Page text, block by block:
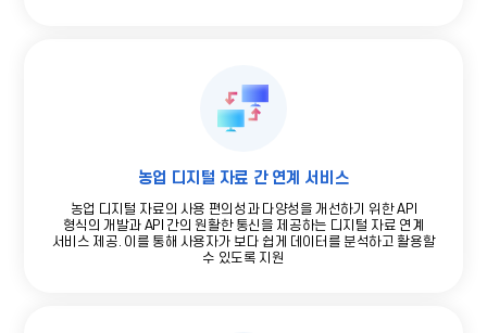
농업 디지털 자료 간 연계 서비스
농업 디지털 자료의 사용 편의성과 다양성을 개선하기 위한 API
형식의 개발과 API 간의 원활한 통신을 제공하는 디지털 자료 연계
서비스 제공. 이를 통해 사용자가 보다 쉽게 데이터를 분석하고 활용할
수 있도록 지원